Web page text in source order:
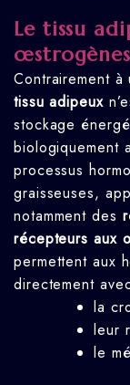
Le tissu
œstrogènes
Contrairement
tissu adipeux
stockage
biologiquement
processus
graisseuses,
notamment des
récepteurs aux
permettent aux
directement
la
leur
le